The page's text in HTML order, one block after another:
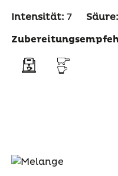
Intensität: 7 Säure: